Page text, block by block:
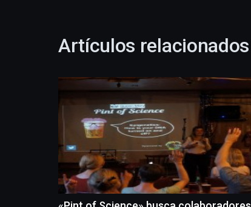
Artículos relacionados